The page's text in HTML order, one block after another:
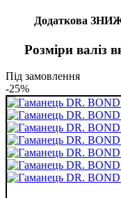
Додаткова
Розміри валіз
Під замовлення
-25%